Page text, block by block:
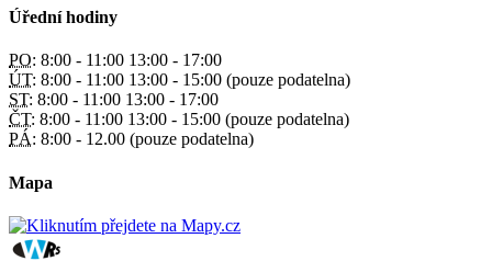
Úřední hodiny
PO: 8:00 - 11:00 13:00 - 17:00
ÚT: 8:00 - 11:00 13:00 - 15:00 (pouze podatelna)
ST: 8:00 - 11:00 13:00 - 17:00
ČT: 8:00 - 11:00 13:00 - 15:00 (pouze podatelna)
PÁ: 8:00 - 12.00 (pouze podatelna)
Mapa